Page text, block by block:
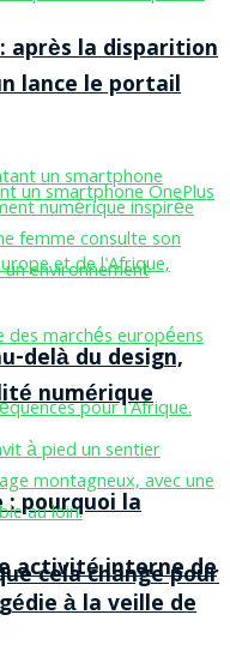
: pourquoi la
cela change pour
après la disparition
lance le portail
delà du design,
numérique
activité interne de
à la veille de